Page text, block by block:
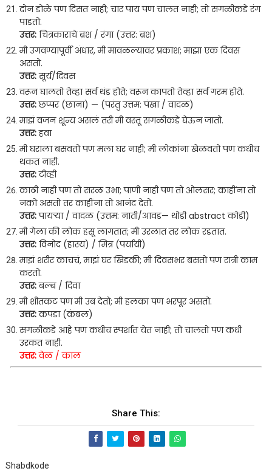
दोन डोळे पण दिसत नाही; चार पाय पण चालत नाही; तो सगळीकडे रंग
पाडतो.
उत्तर:चित्रकाराचे ब्रश / रंगा (उत्तर: ब्रश)
मी उगवण्यापूर्वी अंधार, मी मावळल्यावर प्रकाश; माझा एक दिवस
असतो.
उत्तर:सूर्य/दिवस
वरून घालतो तेव्हा सर्व थंड होते; वरून कापतो तेव्हा सर्व गरम होते.
उत्तर:छप्पर (छाना) — (परंतु उत्तम: पंखा / वादळ)
माझं वजन शून्य असलं तरी मी वस्तू सगळीकडे घेऊन जातो.
उत्तर:हवा
मी घराला बसवतो पण मला घर नाही; मी लोकांना खेळवतो पण कधीच
थकत नाही.
उत्तर:टीव्ही
काठी नाही पण तो सरळ उभा; पाणी नाही पण तो ओलसर; काहींना तो
नको असतो तर काहींना तो आनंद देतो.
उत्तर:पायर्‍या / वादळ (उत्तम: नाती/आवड— थोडी abstract कोडी)
मी गेला की लोक हसू लागतात; मी उरलात तर लोक रडतात.
उत्तर:विनोद (हास्य) / मित्र (पर्यायी)
माझं शरीर काचचं, माझं घर खिडकी; मी दिवसभर बसतो पण रात्री काम
करतो.
उत्तर:बल्ब / दिवा
मी शीतकट पण मी उब देतो; मी हलका पण भरपूर असतो.
उत्तर:कपडा (कंबल)
सगळीकडे आहे पण कधीच स्पर्शात येत नाही; तो चालतो पण कधी
उरकत नाही.
उत्तर:वेळ / काल
Share This:
Shabdkode